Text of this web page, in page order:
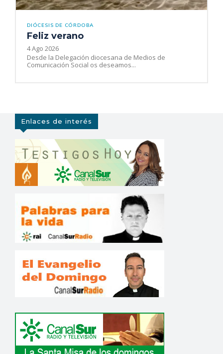
DIÓCESIS DE CÓRDOBA
Feliz verano
4 Ago 2026
Desde la Delegación diocesana de Medios de
Comunicación Social os deseamos...
Enlaces de interés